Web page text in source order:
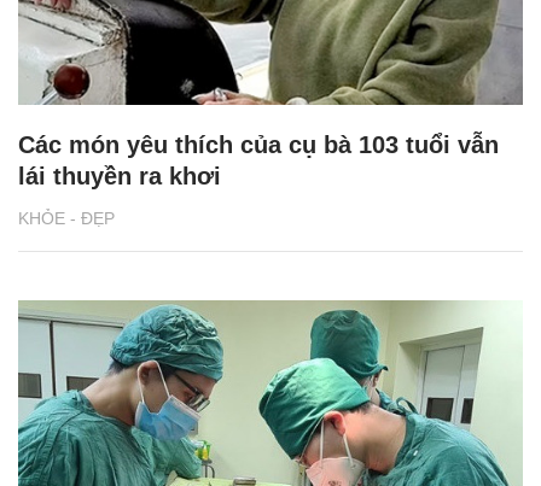
KHỎE - ĐẸP
Các món yêu thích của cụ bà 103 tuổi vẫn
lái thuyền ra khơi